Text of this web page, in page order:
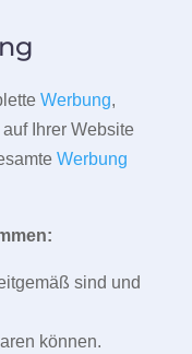
Werbung,
Ihrer Website
Werbung
sind und
können.